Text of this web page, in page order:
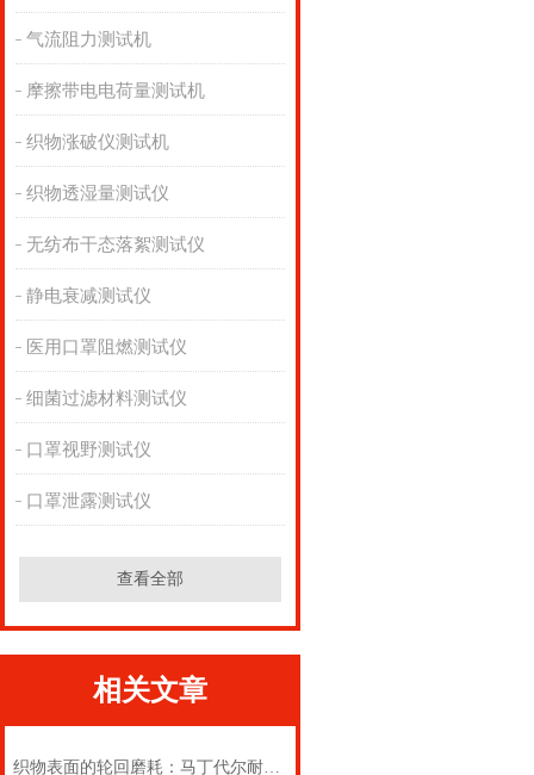
气流阻力测试机
摩擦带电电荷量测试机
织物涨破仪测试机
织物透湿量测试仪
无纺布干态落絮测试仪
静电衰减测试仪
医用口罩阻燃测试仪
细菌过滤材料测试仪
口罩视野测试仪
口罩泄露测试仪
查看全部
相关文章
织物表面的轮回磨耗：马丁代尔耐磨仪在多点轨迹与压力恒定下的耐用叙事